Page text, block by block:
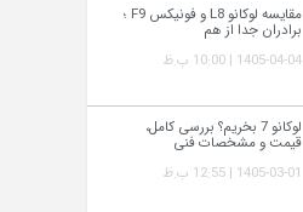
مقایسه لوکانو L8 و فونیکس F9 ؛
برادران جدا از هم
1405-04-04 | 10:00 ب.ظ
لوکانو 7 بخریم؟ بررسی کامل،
قیمت و مشخصات فنی
1405-03-01 | 12:55 ب.ظ